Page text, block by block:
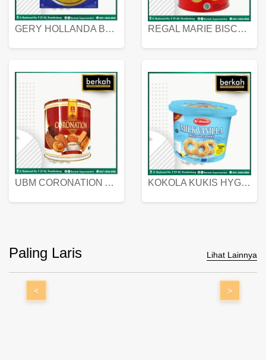
GERY HOLLANDA BUTTER COOKIES 450 GRAM REGAL MARIE BISCUIT KALENG 550 GRAM
UBM CORONATION ASSORTED BISKUIT KALENG 450 GRAM KOKOLA KUKIS HYGIENIC MILK VANILLA PACK 320 GR
Paling Laris Lihat Lainnya
< >